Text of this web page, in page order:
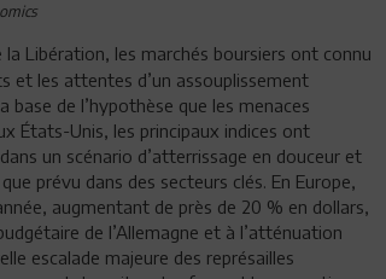
Libération, les marchés boursiers ont connu
et les attentes d’un assouplissement
de l’hypothèse que les menaces
États-Unis, les principaux indices ont
un scénario d’atterrissage en douceur et
prévu dans des secteurs clés. En Europe,
augmentant de près de 20 % en dollars,
de l’Allemagne et à l’atténuation
escalade majeure des représailles